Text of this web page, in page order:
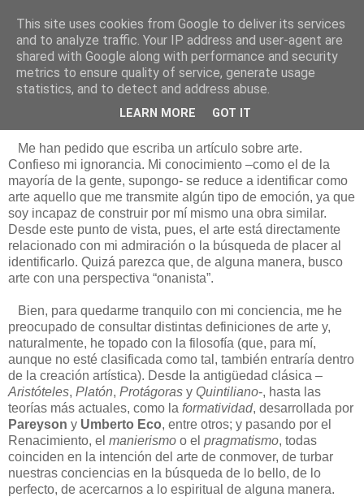
Está de pinga
6/2/17
Teorizando sobre el arte
Me han pedido que escriba un artículo sobre arte.
Confieso mi ignorancia. Mi conocimiento –como el de la
mayoría de la gente, supongo- se reduce a identificar como
arte aquello que me transmite algún tipo de emoción, ya que
soy incapaz de construir por mí mismo una obra similar.
Desde este punto de vista, pues, el arte está directamente
relacionado con mi admiración o la búsqueda de placer al
identificarlo. Quizá parezca que, de alguna manera, busco
arte con una perspectiva “onanista”.
Bien, para quedarme tranquilo con mi conciencia, me he
preocupado de consultar distintas definiciones de arte y,
naturalmente, he topado con la filosofía (que, para mí,
aunque no esté clasificada como tal, también entraría dentro
de la creación artística). Desde la antigüedad clásica –
Aristóteles, Platón, Protágoras y Quintiliano-, hasta las
teorías más actuales, como la formatividad, desarrollada por
Pareyson y Umberto Eco, entre otros; y pasando por el
Renacimiento, el manierismo o el pragmatismo, todas
coinciden en la intención del arte de conmover, de turbar
nuestras conciencias en la búsqueda de lo bello, de lo
perfecto, de acercarnos a lo espiritual de alguna manera.
This site uses cookies from Google to deliver its services
and to analyze traffic. Your IP address and user-agent are
shared with Google along with performance and security
metrics to ensure quality of service, generate usage
statistics, and to detect and address abuse.
LEARN MORE GOT IT